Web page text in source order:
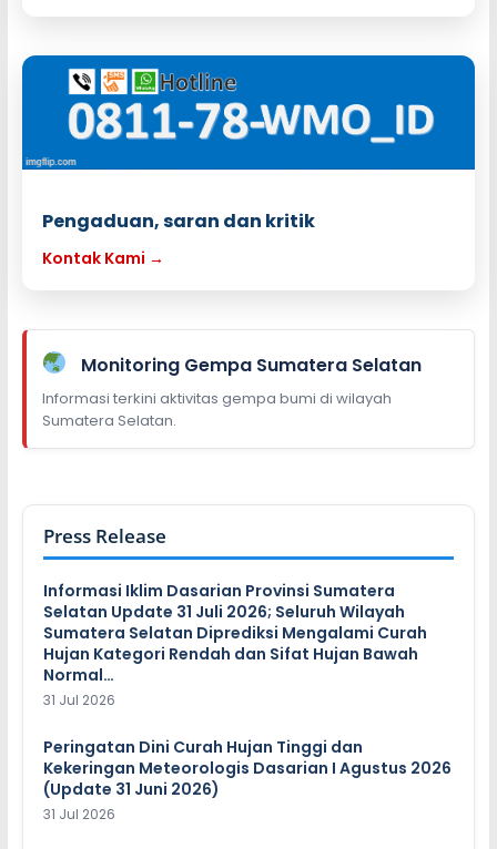
Pengaduan, saran dan kritik
Kontak Kami →
Monitoring Gempa Sumatera Selatan
Informasi terkini aktivitas gempa bumi di wilayah
Sumatera Selatan.
Press Release
Informasi Iklim Dasarian Provinsi Sumatera
Selatan Update 31 Juli 2026; Seluruh Wilayah
Sumatera Selatan Diprediksi Mengalami Curah
Hujan Kategori Rendah dan Sifat Hujan Bawah
Normal…
31 Jul 2026
Peringatan Dini Curah Hujan Tinggi dan
Kekeringan Meteorologis Dasarian I Agustus 2026
(Update 31 Juni 2026)
31 Jul 2026